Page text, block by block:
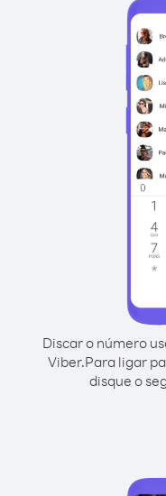
Discar o número
Viber.Para ligar
disque o